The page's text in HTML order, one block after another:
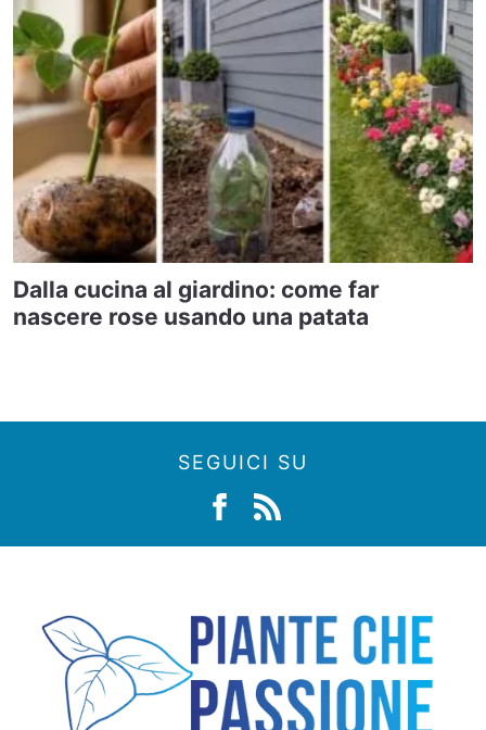
Dalla cucina al giardino: come far
nascere rose usando una patata
SEGUICI SU